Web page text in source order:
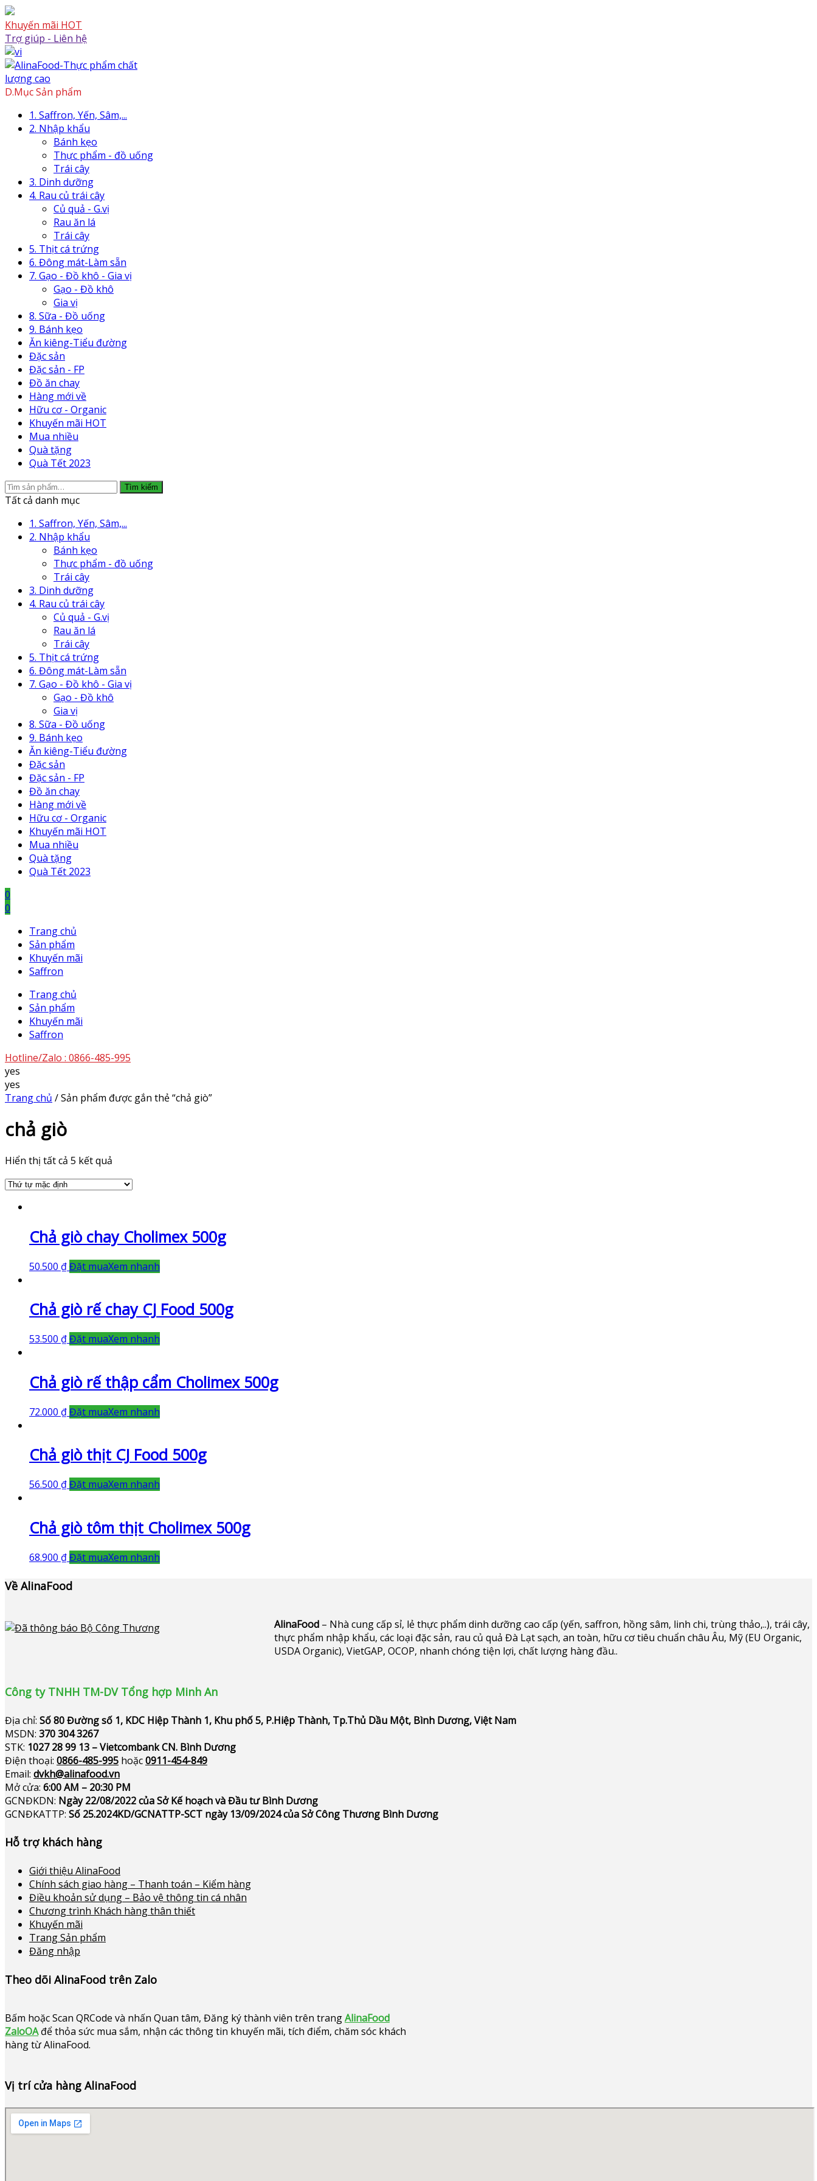
Skip
to
content
Skip
to
content
Khuyến mãi HOT
Trợ giúp - Liên hệ
D.Mục Sản phẩm
1. Saffron, Yến, Sâm,...
2. Nhập khẩu
Bánh kẹo
Thực phẩm - đồ uống
Trái cây
3. Dinh dưỡng
4. Rau củ trái cây
Củ quả - G.vị
Rau ăn lá
Trái cây
5. Thịt cá trứng
6. Đông mát-Làm sẵn
7. Gạo - Đồ khô - Gia vị
Gạo - Đồ khô
Gia vị
8. Sữa - Đồ uống
9. Bánh kẹo
Ăn kiêng-Tiểu đường
Đặc sản
Đặc sản - FP
Đồ ăn chay
Hàng mới về
Hữu cơ - Organic
Khuyến mãi HOT
Mua nhiều
Quà tặng
Quà Tết 2023
Tìm
kiếm:
Tìm kiếm
Tất cả danh mục
1. Saffron, Yến, Sâm,...
2. Nhập khẩu
Bánh kẹo
Thực phẩm - đồ uống
Trái cây
3. Dinh dưỡng
4. Rau củ trái cây
Củ quả - G.vị
Rau ăn lá
Trái cây
5. Thịt cá trứng
6. Đông mát-Làm sẵn
7. Gạo - Đồ khô - Gia vị
Gạo - Đồ khô
Gia vị
8. Sữa - Đồ uống
9. Bánh kẹo
Ăn kiêng-Tiểu đường
Đặc sản
Đặc sản - FP
Đồ ăn chay
Hàng mới về
Hữu cơ - Organic
Khuyến mãi HOT
Mua nhiều
Quà tặng
Quà Tết 2023
0
0
Trang chủ
Sản phẩm
Khuyến mãi
Saffron
Trang chủ
Sản phẩm
Khuyến mãi
Saffron
Hotline/Zalo : 0866-485-995
yes
yes
Trang chủ / Sản phẩm được gắn thẻ “chả giò”
chả giò
Hiển thị tất cả 5 kết quả
Chả giò chay Cholimex 500g
50.500 ₫Đặt muaXem nhanh
Chả giò rế chay CJ Food 500g
53.500 ₫Đặt muaXem nhanh
Chả giò rế thập cẩm Cholimex 500g
72.000 ₫Đặt muaXem nhanh
Chả giò thịt CJ Food 500g
56.500 ₫Đặt muaXem nhanh
Chả giò tôm thịt Cholimex 500g
68.900 ₫Đặt muaXem nhanh
Về AlinaFood
AlinaFood– Nhà cung cấp sỉ, lẻ thực phẩm dinh dưỡng cao cấp (yến, saffron, hồng sâm, linh chi, trùng thảo,..), trái cây,
thực phẩm nhập khẩu, các loại đặc sản, rau củ quả Đà Lạt sạch, an toàn, hữu cơ tiêu chuẩn châu Âu, Mỹ (EU Organic,
USDA Organic), VietGAP, OCOP, nhanh chóng tiện lợi, chất lượng hàng đầu..
Công ty TNHH TM-DV Tổng hợp Minh An
Địa chỉ: Số 80 Đường số 1, KDC Hiệp Thành 1, Khu phố 5, P.Hiệp Thành, Tp.Thủ Dầu Một, Bình Dương, Việt Nam
MSDN: 370 304 3267
STK: 1027 28 99 13 – Vietcombank CN. Bình Dương
Điện thoại: 0866-485-995 hoặc0911-454-849
Email: dvkh@alinafood.vn
Mở cửa: 6:00 AM – 20:30 PM
GCNĐKDN: Ngày 22/08/2022 của Sở Kế hoạch và Đầu tư Bình Dương
GCNĐKATTP: Số 25.2024KD/GCNATTP-SCT ngày 13/09/2024 của Sở Công Thương Bình Dương
Hỗ trợ khách hàng
Giới thiệu AlinaFood
Chính sách giao hàng – Thanh toán – Kiểm hàng
Điều khoản sử dụng – Bảo vệ thông tin cá nhân
Chương trình Khách hàng thân thiết
Khuyến mãi
Trang Sản phẩm
Đăng nhập
Theo dõi AlinaFood trên Zalo
Bấm hoặcScan QRCode và nhấn Quan tâm, Đăng ký thành viên trên trangAlinaFood
ZaloOAđể thỏa sức mua sắm, nhận các thông tin khuyến mãi, tích điểm, chăm sóc khách
hàng từ AlinaFood.
Vị trí cửa hàng AlinaFood